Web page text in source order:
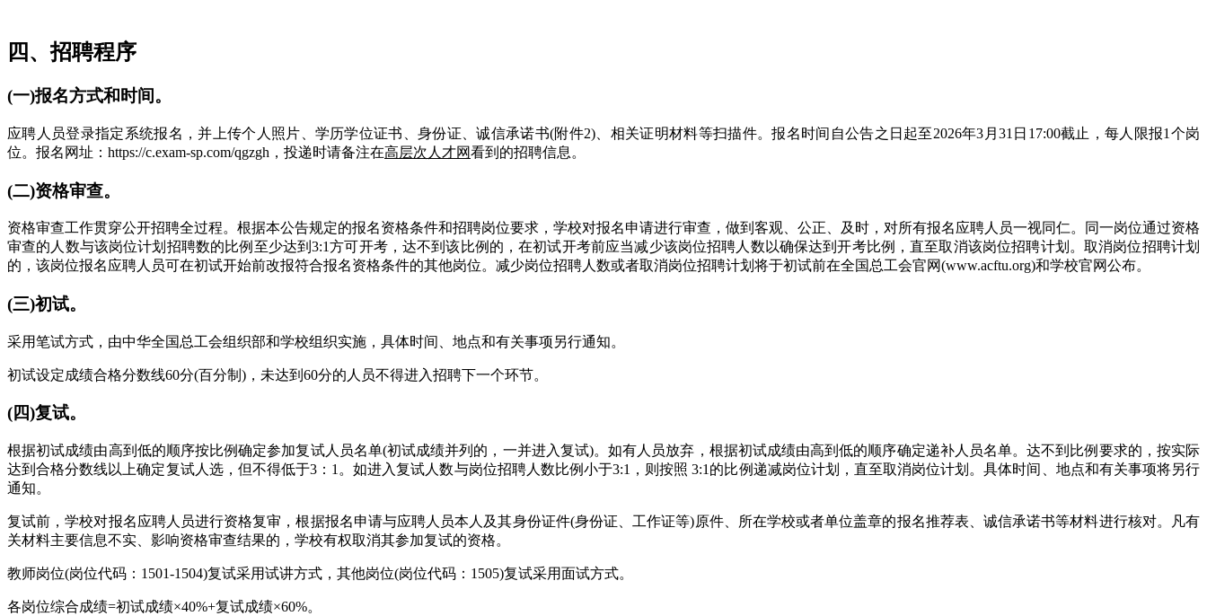
四、招聘程序
(一)报名方式和时间。
应聘人员登录指定系统报名，并上传个人照片、学历学位证书、身份证、诚信承诺书(附件2)、相关证明材料等扫描件。报名时间自公告之日起至2026年3月31日17:00截止，每人限报1个岗
位。报名网址：https://c.exam-sp.com/qgzgh，投递时请备注在高层次人才网看到的招聘信息。
(二)资格审查。
资格审查工作贯穿公开招聘全过程。根据本公告规定的报名资格条件和招聘岗位要求，学校对报名申请进行审查，做到客观、公正、及时，对所有报名应聘人员一视同仁。同一岗位通过资格
审查的人数与该岗位计划招聘数的比例至少达到3:1方可开考，达不到该比例的，在初试开考前应当减少该岗位招聘人数以确保达到开考比例，直至取消该岗位招聘计划。取消岗位招聘计划
的，该岗位报名应聘人员可在初试开始前改报符合报名资格条件的其他岗位。减少岗位招聘人数或者取消岗位招聘计划将于初试前在全国总工会官网(www.acftu.org)和学校官网公布。
(三)初试。
采用笔试方式，由中华全国总工会组织部和学校组织实施，具体时间、地点和有关事项另行通知。
初试设定成绩合格分数线60分(百分制)，未达到60分的人员不得进入招聘下一个环节。
(四)复试。
根据初试成绩由高到低的顺序按比例确定参加复试人员名单(初试成绩并列的，一并进入复试)。如有人员放弃，根据初试成绩由高到低的顺序确定递补人员名单。达不到比例要求的，按实际
达到合格分数线以上确定复试人选，但不得低于3：1。如进入复试人数与岗位招聘人数比例小于3:1，则按照 3:1的比例递减岗位计划，直至取消岗位计划。具体时间、地点和有关事项将另行
通知。
复试前，学校对报名应聘人员进行资格复审，根据报名申请与应聘人员本人及其身份证件(身份证、工作证等)原件、所在学校或者单位盖章的报名推荐表、诚信承诺书等材料进行核对。凡有
关材料主要信息不实、影响资格审查结果的，学校有权取消其参加复试的资格。
教师岗位(岗位代码：1501-1504)复试采用试讲方式，其他岗位(岗位代码：1505)复试采用面试方式。
各岗位综合成绩=初试成绩×40%+复试成绩×60%。